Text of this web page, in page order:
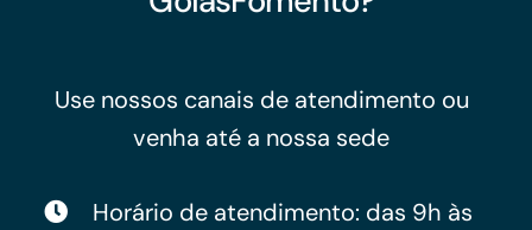
Use nossos canais de atendimento ou
venha até a nossa sede
Horário de atendimento: das 9h às